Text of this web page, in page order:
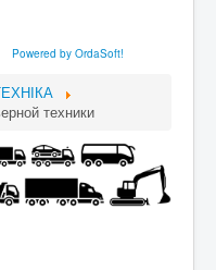
Powered by OrdaSoft!
техники